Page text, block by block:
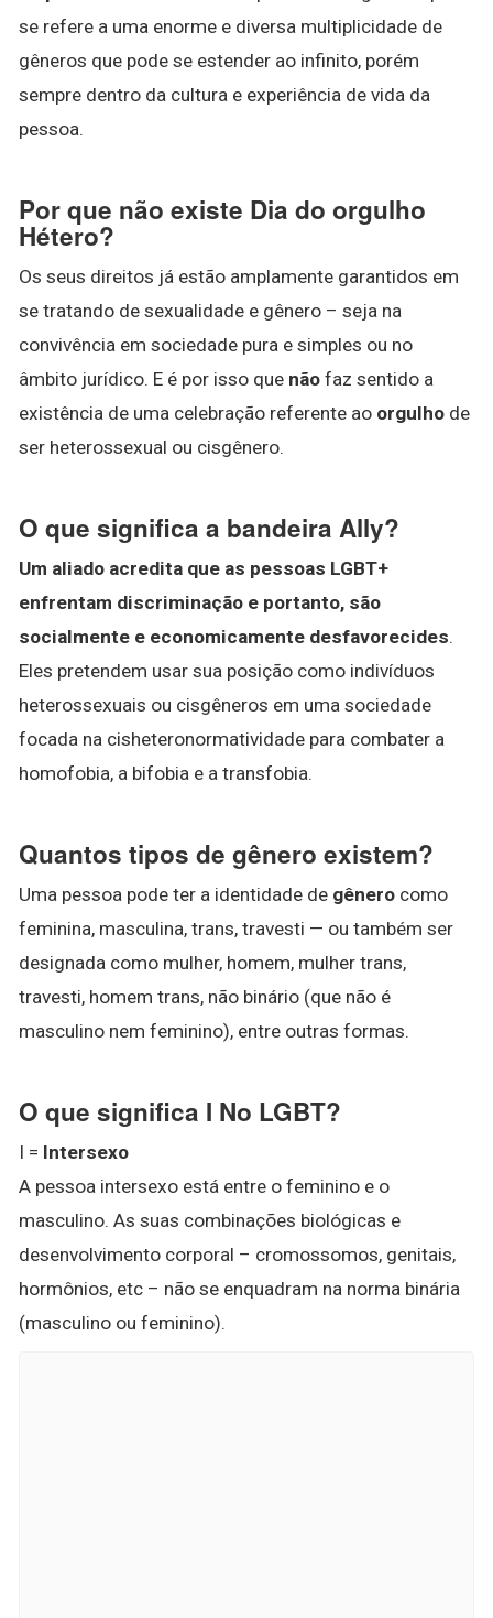
se refere a uma enorme e diversa multiplicidade de
gêneros que pode se estender ao infinito, porém
sempre dentro da cultura e experiência de vida da
pessoa.
Por que não existe Dia do orgulho
Hétero?
Os seus direitos já estão amplamente garantidos em
se tratando de sexualidade e gênero – seja na
convivência em sociedade pura e simples ou no
âmbito jurídico. E é por isso que não faz sentido a
existência de uma celebração referente ao orgulho de
ser heterossexual ou cisgênero.
O que significa a bandeira Ally?
Um aliado acredita que as pessoas LGBT+
enfrentam discriminação e portanto, são
socialmente e economicamente desfavorecides.
Eles pretendem usar sua posição como indivíduos
heterossexuais ou cisgêneros em uma sociedade
focada na cisheteronormatividade para combater a
homofobia, a bifobia e a transfobia.
Quantos tipos de gênero existem?
Uma pessoa pode ter a identidade de gênero como
feminina, masculina, trans, travesti — ou também ser
designada como mulher, homem, mulher trans,
travesti, homem trans, não binário (que não é
masculino nem feminino), entre outras formas.
O que significa I No LGBT?
I = Intersexo
A pessoa intersexo está entre o feminino e o
masculino. As suas combinações biológicas e
desenvolvimento corporal – cromossomos, genitais,
hormônios, etc – não se enquadram na norma binária
(masculino ou feminino).